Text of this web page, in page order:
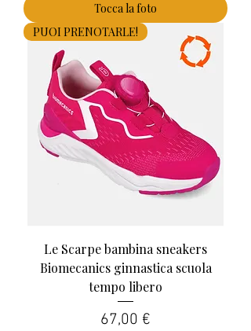
Tocca la foto
PUOI PRENOTARLE!
Le Scarpe bambina sneakers
Biomecanics ginnastica scuola
tempo libero
Prezzo
67,00 €